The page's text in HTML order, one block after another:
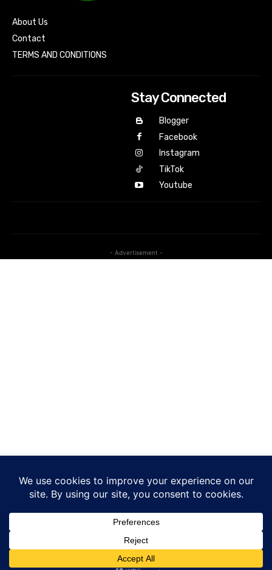
About Us
Contact
TERMS AND CONDITIONS
Stay Connected
Blogger
Facebook
Instagram
TikTok
Youtube
- Advertisement -